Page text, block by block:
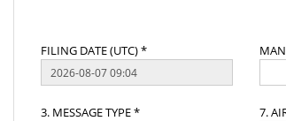
FILING DATE (UTC) *
3. MESSAGE TYPE *
7.